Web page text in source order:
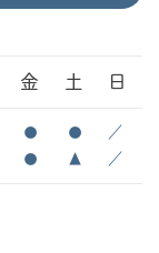
金 土 日
● ● ／
● ▲ ／